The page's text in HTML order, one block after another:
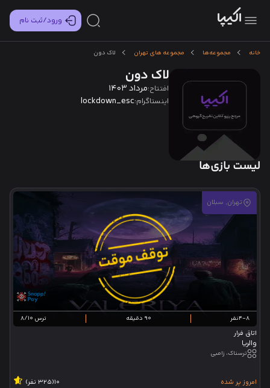
ورود/ثبت نام
خانه مجموعه‌ها مجموعه های تهران لاک دون
لاک دون
افتتاح:مرداد 1403
اینستاگرام:lockdown_esc
لیست بازی‌ها
تهران, سبلان
4-8نفر 90 دقیقه ترس 8/10
اتاق فرار
والریا
ترسناک، زامبی
امروز پر شده 10(325 نفر)